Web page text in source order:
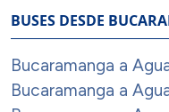
BUSES DESDE
Bucaramanga a
Bucaramanga a